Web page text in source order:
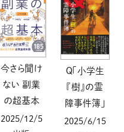
今さら聞け
ない 副業
の超基本
2025/12/5
Ｑ「小学生
『樹』の霊
障事件簿」
2025/6/15